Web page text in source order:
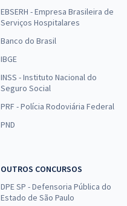
EBSERH - Empresa Brasileira de
Serviços Hospitalares
Banco do Brasil
IBGE
INSS - Instituto Nacional do
Seguro Social
PRF - Polícia Rodoviária Federal
PND
OUTROS CONCURSOS
DPE SP - Defensoria Pública do
Estado de São Paulo